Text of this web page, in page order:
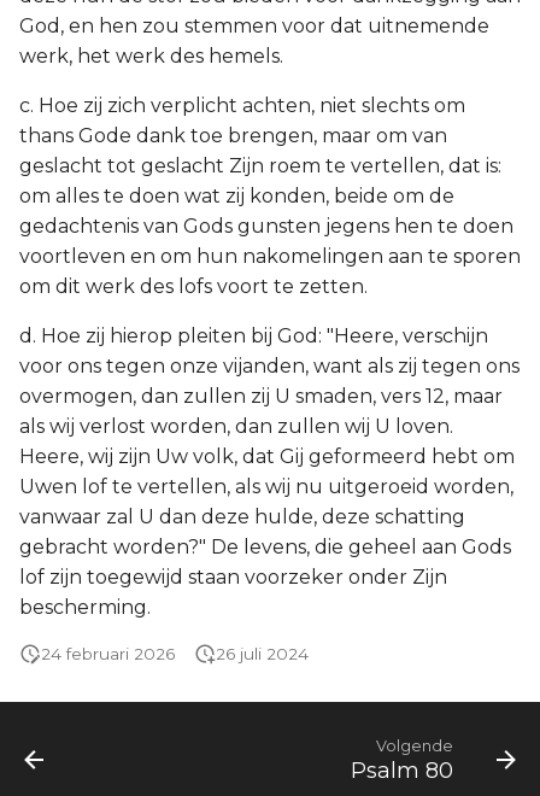
God, en hen zou stemmen voor dat uitnemende
werk, het werk des hemels.
c. Hoe zij zich verplicht achten, niet slechts om
thans Gode dank toe brengen, maar om van
geslacht tot geslacht Zijn roem te vertellen, dat is:
om alles te doen wat zij konden, beide om de
gedachtenis van Gods gunsten jegens hen te doen
voortleven en om hun nakomelingen aan te sporen
om dit werk des lofs voort te zetten.
d. Hoe zij hierop pleiten bij God: "Heere, verschijn
voor ons tegen onze vijanden, want als zij tegen ons
overmogen, dan zullen zij U smaden, vers 12, maar
als wij verlost worden, dan zullen wij U loven.
Heere, wij zijn Uw volk, dat Gij geformeerd hebt om
Uwen lof te vertellen, als wij nu uitgeroeid worden,
vanwaar zal U dan deze hulde, deze schatting
gebracht worden?" De levens, die geheel aan Gods
lof zijn toegewijd staan voorzeker onder Zijn
bescherming.
24 februari 2026 26 juli 2024
Volgende
Psalm 80